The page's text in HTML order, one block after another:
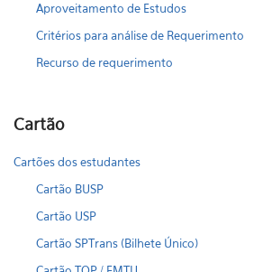
Aproveitamento de Estudos
Critérios para análise de Requerimento
Recurso de requerimento
Cartão
Cartões dos estudantes
Cartão BUSP
Cartão USP
Cartão SPTrans (Bilhete Único)